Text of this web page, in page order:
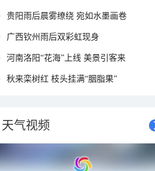
贵阳雨后晨雾缭绕 宛如水墨画卷
广西钦州雨后双彩虹现身
河南洛阳“花海”上线 美景引客来
秋来栾树红 枝头挂满“胭脂果”
天气视频